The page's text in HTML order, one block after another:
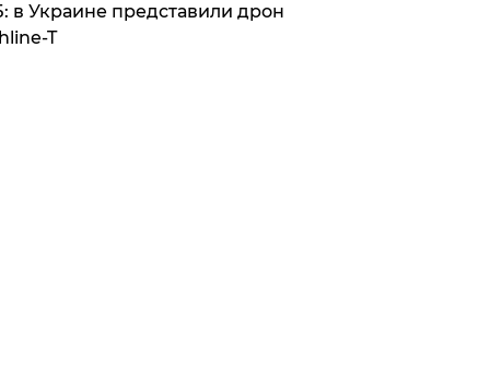
в Украине представили дрон
T